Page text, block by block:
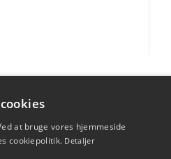
at bruge vores hjemmeside
cookiepolitik. Detaljer